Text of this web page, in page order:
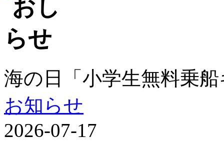
海の日「小学生無料乗
お知らせ
2026-07-17